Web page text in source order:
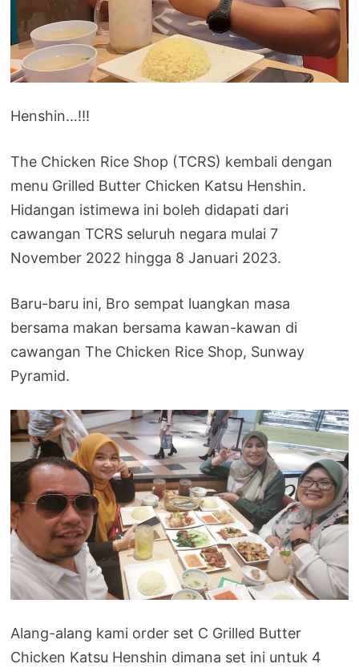
Henshin…!!!
The Chicken Rice Shop (TCRS) kembali dengan
menu Grilled Butter Chicken Katsu Henshin.
Hidangan istimewa ini boleh didapati dari
cawangan TCRS seluruh negara mulai 7
November 2022 hingga 8 Januari 2023.
Baru-baru ini, Bro sempat luangkan masa
bersama makan bersama kawan-kawan di
cawangan The Chicken Rice Shop, Sunway
Pyramid.
Alang-alang kami order set C Grilled Butter
Chicken Katsu Henshin dimana set ini untuk 4